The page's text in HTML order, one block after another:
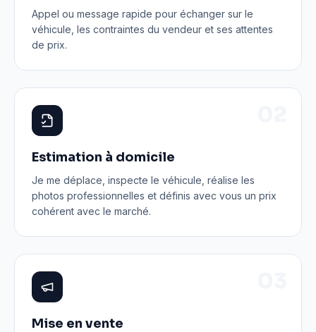
Appel ou message rapide pour échanger sur le
véhicule, les contraintes du vendeur et ses attentes
de prix.
Estimation à domicile
Je me déplace, inspecte le véhicule, réalise les
photos professionnelles et définis avec vous un prix
cohérent avec le marché.
Mise en vente